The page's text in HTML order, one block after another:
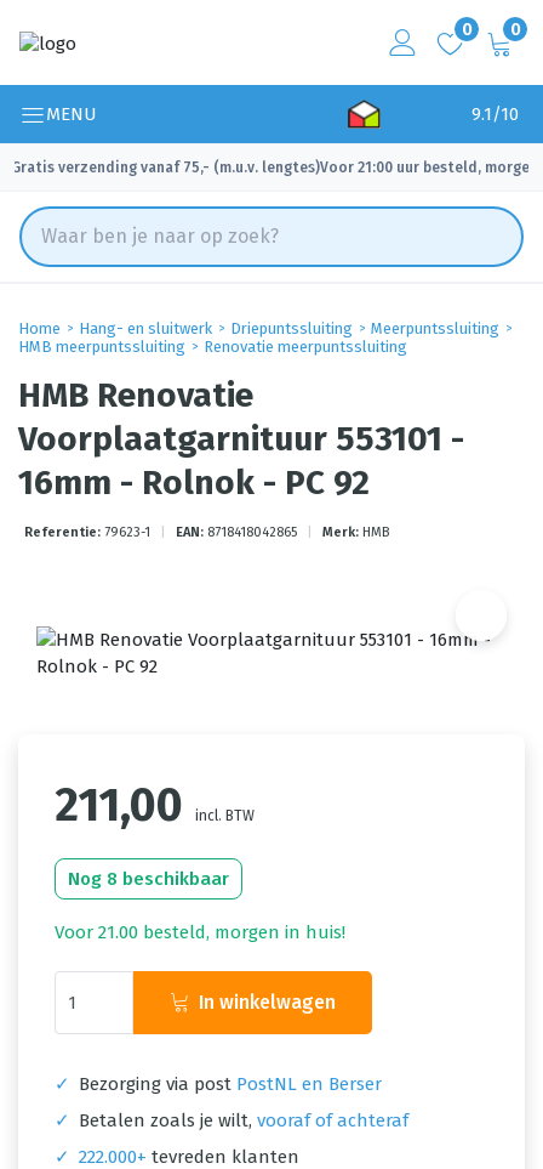
0 0
MENU 9.1/10
Gratis verzending vanaf 75,- (m.u.v. lengtes)
✓ Voor 21:00 uur besteld, morgen
Home Hang- en sluitwerk Driepuntssluiting
Meerpuntssluiting
HMB meerpuntssluiting
Renovatie meerpuntssluiting
HMB Renovatie
Voorplaatgarnituur 553101 -
16mm - Rolnok - PC 92
Referentie: 79623-1 EAN: 8718418042865 Merk: HMB
211,00 incl. BTW
Nog 8 beschikbaar
Voor 21.00 besteld, morgen in huis!
In winkelwagen
✓ Bezorging via post PostNL en Berser
✓
Betalen zoals je wilt, vooraf of achteraf
✓ 222.000+ tevreden klanten